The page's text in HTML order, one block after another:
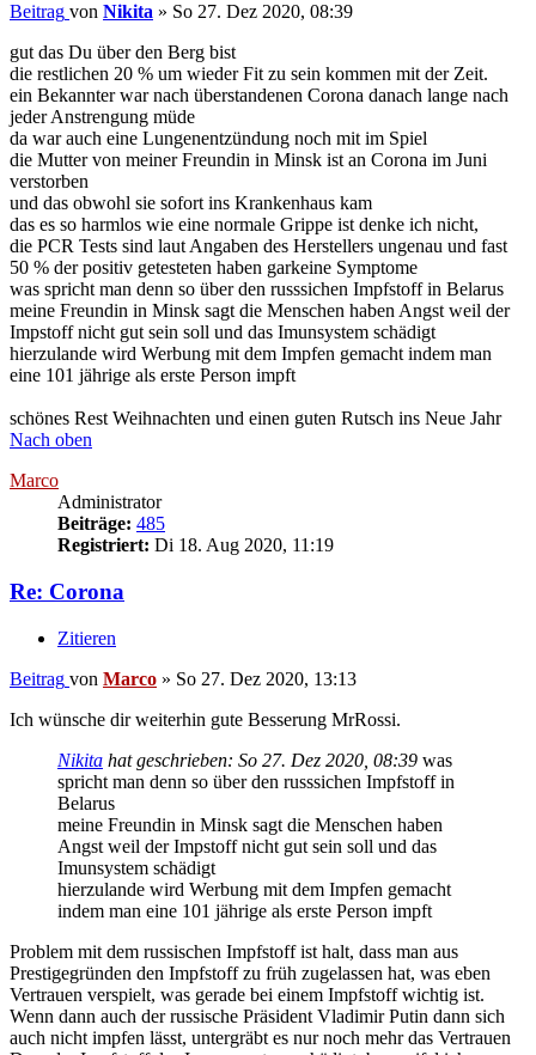
Beitrag von Nikita » So 27. Dez 2020, 08:39
gut das Du über den Berg bist
die restlichen 20 % um wieder Fit zu sein kommen mit der Zeit.
ein Bekannter war nach überstandenen Corona danach lange nach
jeder Anstrengung müde
da war auch eine Lungenentzündung noch mit im Spiel
die Mutter von meiner Freundin in Minsk ist an Corona im Juni
verstorben
und das obwohl sie sofort ins Krankenhaus kam
das es so harmlos wie eine normale Grippe ist denke ich nicht,
die PCR Tests sind laut Angaben des Herstellers ungenau und fast
50 % der positiv getesteten haben garkeine Symptome
was spricht man denn so über den russsichen Impfstoff in Belarus
meine Freundin in Minsk sagt die Menschen haben Angst weil der
Impstoff nicht gut sein soll und das Imunsystem schädigt
hierzulande wird Werbung mit dem Impfen gemacht indem man
eine 101 jährige als erste Person impft
schönes Rest Weihnachten und einen guten Rutsch ins Neue Jahr
Nach oben
Marco
Administrator
Beiträge: 485
Registriert: Di 18. Aug 2020, 11:19
Re: Corona
Zitieren
Beitrag von Marco » So 27. Dez 2020, 13:13
Ich wünsche dir weiterhin gute Besserung MrRossi.
Nikita hat geschrieben: So 27. Dez 2020, 08:39 was
spricht man denn so über den russsichen Impfstoff in
Belarus
meine Freundin in Minsk sagt die Menschen haben
Angst weil der Impstoff nicht gut sein soll und das
Imunsystem schädigt
hierzulande wird Werbung mit dem Impfen gemacht
indem man eine 101 jährige als erste Person impft
Problem mit dem russischen Impfstoff ist halt, dass man aus
Prestigegründen den Impfstoff zu früh zugelassen hat, was eben
Vertrauen verspielt, was gerade bei einem Impfstoff wichtig ist.
Wenn dann auch der russische Präsident Vladimir Putin dann sich
auch nicht impfen lässt, untergräbt es nur noch mehr das Vertrauen